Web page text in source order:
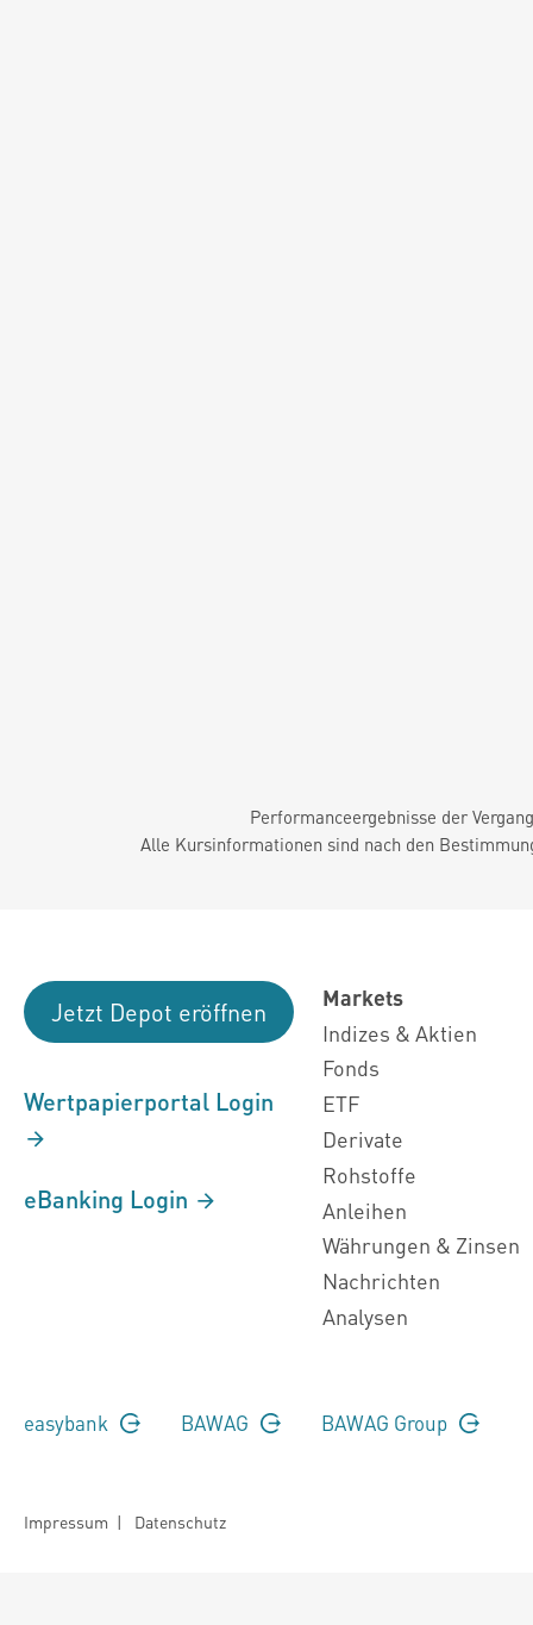
Performanceergebnisse der
Alle Kursinformationen sind nach den
Jetzt Depot eröffnen
Wertpapierportal Login
eBanking Login
Markets
Indizes & Aktien
Fonds
ETF
Derivate
Rohstoffe
Anleihen
Währungen & Zinsen
Nachrichten
Analysen
easybank BAWAG BAWAG Group
Impressum | Datenschutz